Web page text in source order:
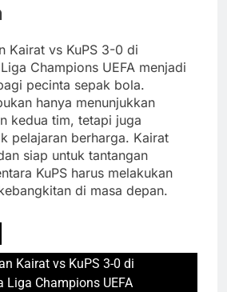
Kairat vs KuPS 3-0 di
Champions UEFA menjadi
pecinta sepak bola.
hanya menunjukkan
kedua tim, tetapi juga
pelajaran berharga. Kairat
siap untuk tantangan
KuPS harus melakukan
di masa depan.
Kairat vs KuPS 3-0 di
Liga Champions UEFA